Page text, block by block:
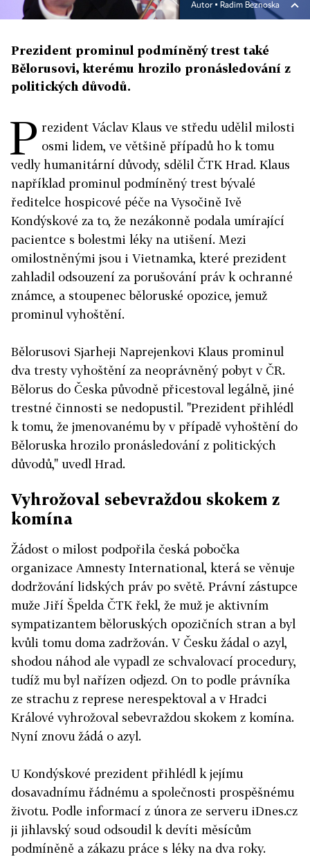
Autor ▪ Radim Beznoska
Prezident prominul podmíněný trest také
Bělorusovi, kterému hrozilo pronásledování z
politických důvodů.
P rezident Václav Klaus ve středu udělil milosti
osmi lidem, ve většině případů ho k tomu
vedly humanitární důvody, sdělil ČTK Hrad. Klaus
například prominul podmíněný trest bývalé
ředitelce hospicové péče na Vysočině Ivě
Kondýskové za to, že nezákonně podala umírající
pacientce s bolestmi léky na utišení. Mezi
omilostněnými jsou i Vietnamka, které prezident
zahladil odsouzení za porušování práv k ochranné
známce, a stoupenec běloruské opozice, jemuž
prominul vyhoštění.
Bělorusovi Sjarheji Naprejenkovi Klaus prominul
dva tresty vyhoštění za neoprávněný pobyt v ČR.
Bělorus do Česka původně přicestoval legálně, jiné
trestné činnosti se nedopustil. "Prezident přihlédl
k tomu, že jmenovanému by v případě vyhoštění do
Běloruska hrozilo pronásledování z politických
důvodů," uvedl Hrad.
Vyhrožoval sebevraždou skokem z
komína
Žádost o milost podpořila česká pobočka
organizace Amnesty International, která se věnuje
dodržování lidských práv po světě. Právní zástupce
muže Jiří Špelda ČTK řekl, že muž je aktivním
sympatizantem běloruských opozičních stran a byl
kvůli tomu doma zadržován. V Česku žádal o azyl,
shodou náhod ale vypadl ze schvalovací procedury,
tudíž mu byl nařízen odjezd. On to podle právníka
ze strachu z represe nerespektoval a v Hradci
Králové vyhrožoval sebevraždou skokem z komína.
Nyní znovu žádá o azyl.
U Kondýskové prezident přihlédl k jejímu
dosavadnímu řádnému a společnosti prospěšnému
životu. Podle informací z února ze serveru iDnes.cz
ji jihlavský soud odsoudil k devíti měsícům
podmíněně a zákazu práce s léky na dva roky.